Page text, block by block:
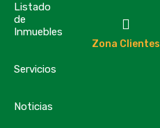
Listado
de
Inmuebles
Servicios
Noticias
Zona Clientes